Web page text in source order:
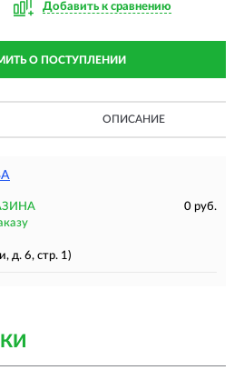
Добавить к сравнению
О ПОСТУПЛЕНИИ
ОПИСАНИЕ
0 руб.
д. 6, стр. 1)